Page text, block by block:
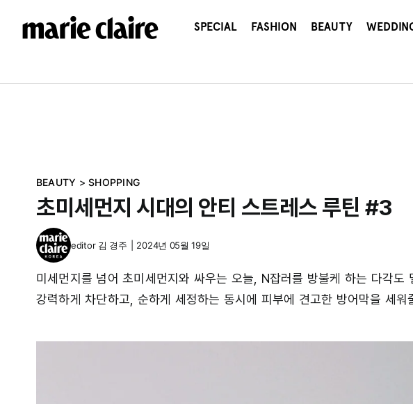
건
SPECIAL FASHION BEAUTY
BEAUTY > SHOPPING
초미세먼지 시대의 안티 스트레스 루틴 #3
editor 김 경주 2024년 05월 19일
미세먼지를 넘어 초미세먼지와 싸우는 오늘, N잡러를 방불케 하는 다각도
강력하게 차단하고, 순하게 세정하는 동시에 피부에 견고한 방어막을 세워